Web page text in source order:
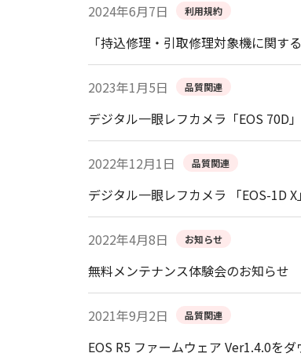
2024年6月7日 利用規約
「持込修理・引取修理対象機に関
2023年1月5日 品質関連
デジタル一眼レフカメラ「EOS 70D
2022年12月1日 品質関連
デジタル一眼レフカメラ 「EOS-1D
2022年4月8日 お知らせ
無料メンテナンス体験会のお知らせ
2021年9月2日 品質関連
EOS R5 ファームウェア Ver1.4.0を